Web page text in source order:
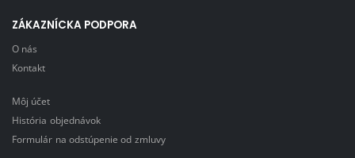
ZÁKAZNÍCKA PODPORA
O nás
Kontakt
Môj účet
História objednávok
Formulár na odstúpenie od zmluvy